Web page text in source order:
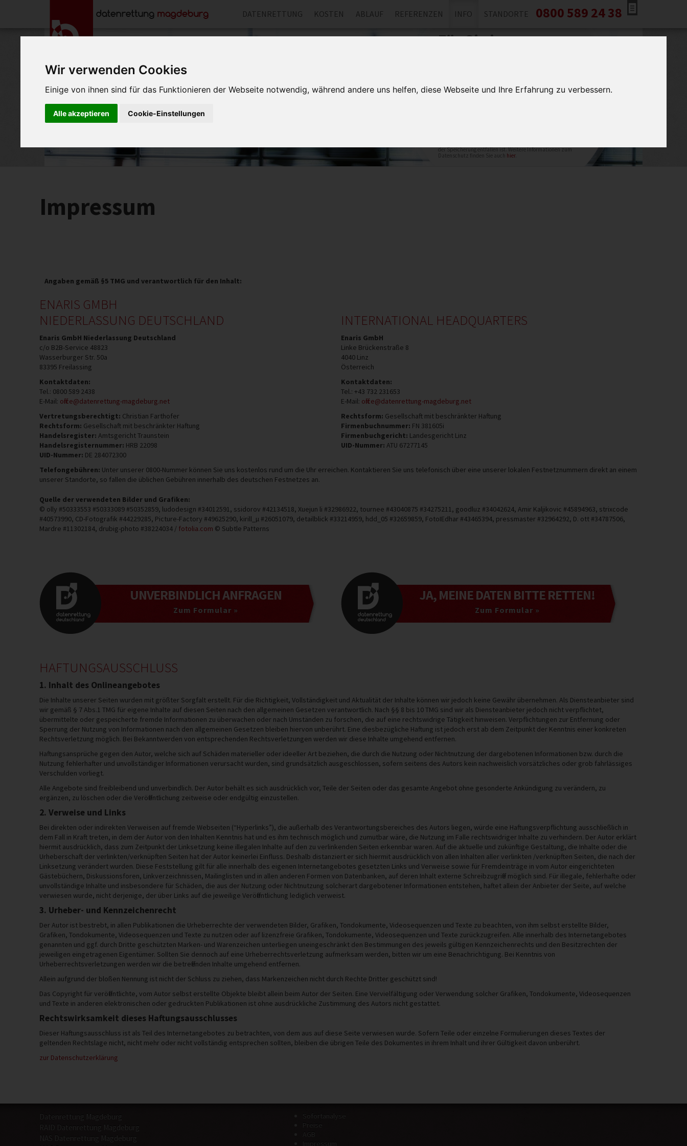
Wir verwenden Cookies
Einige von ihnen sind für das Funktionieren der Webseite notwendig, während andere uns helfen, diese Webseite und Ihre Erfahrung zu verbessern.
Alle akzeptieren Cookie-Einstellungen
0800 589 24 38
DATENRETTUNG KOSTEN ABLAUF REFERENZEN INFO STANDORTE
Für Sie immer
der Speicherung entfallen ist. Weitere Informationen zum
Datenschutz finden Sie auch hier.
Impressum
Angaben gemäß §5 TMG und verantwortlich für den Inhalt:
ENARIS GMBH
NIEDERLASSUNG DEUTSCHLAND
Enaris GmbH Niederlassung Deutschland
c/o B2B-Service 48823
Wasserburger Str. 50a
83395 Freilassing
Kontaktdaten:
Tel.: 0800 589 2438
E-Mail: office@datenrettung-magdeburg.net
Vertretungsberechtigt: Christian Farthofer
Rechtsform: Gesellschaft mit beschränkter Haftung
Handelsregister: Amtsgericht Traunstein
Handelsregisternummer: HRB 22098
UID-Nummer: DE 284072300
INTERNATIONAL HEADQUARTERS
Enaris GmbH
Linke Brückenstraße 8
4040 Linz
Österreich
Kontaktdaten:
Tel.: +43 732 231653
E-Mail: office@datenrettung-magdeburg.net
Rechtsform: Gesellschaft mit beschränkter Haftung
Firmenbuchnummer: FN 381605i
Firmenbuchgericht: Landesgericht Linz
UID-Nummer: ATU 67277145
Telefongebühren: Unter unserer 0800-Nummer können Sie uns kostenlos rund um die Uhr erreichen. Kontaktieren Sie uns telefonisch über eine unserer lokalen Festnetznummern direkt an einem
unserer Standorte, so fallen die üblichen Gebühren innerhalb des deutschen Festnetzes an.
Quelle der verwendeten Bilder und Grafiken:
© olly #50333553 #50333089 #50352859, ludodesign #34012591, ssidorov #42134518, Xuejun li #32986922, tournee #43040875 #34275211, goodluz #34042624, Amir Kaljikovic #45894963, strixcode
#40573990, CD-Fotografik #44229285, Picture-Factory #49625290, kirill_µ #26051079, detailblick #33214959, hdd_05 #32659859, FotoIEdhar #43465394, pressmaster #32964292, D. ott #34787506,
Mardre #11302184, drubig-photo #38224034 / fotolia.com © Subtle Patterns
UNVERBINDLICHANFRAGEN
Zum Formular »
JA, MEINE DATEN BITTE RETTEN!
Zum Formular »
HAFTUNGSAUSSCHLUSS
1. Inhalt des Onlineangebotes
Die Inhalte unserer Seiten wurden mit größter Sorgfalt erstellt. Für die Richtigkeit, Vollständigkeit und Aktualität der Inhalte können wir jedoch keine Gewähr übernehmen. Als Diensteanbieter sind
wir gemäß § 7 Abs.1 TMG für eigene Inhalte auf diesen Seiten nach den allgemeinen Gesetzen verantwortlich. Nach §§ 8 bis 10 TMG sind wir als Diensteanbieter jedoch nicht verpflichtet,
übermittelte oder gespeicherte fremde Informationen zu überwachen oder nach Umständen zu forschen, die auf eine rechtswidrige Tätigkeit hinweisen. Verpflichtungen zur Entfernung oder
Sperrung der Nutzung von Informationen nach den allgemeinen Gesetzen bleiben hiervon unberührt. Eine diesbezügliche Haftung ist jedoch erst ab dem Zeitpunkt der Kenntnis einer konkreten
Rechtsverletzung möglich. Bei Bekanntwerden von entsprechenden Rechtsverletzungen werden wir diese Inhalte umgehend entfernen.
Haftungsansprüche gegen den Autor, welche sich auf Schäden materieller oder ideeller Art beziehen, die durch die Nutzung oder Nichtnutzung der dargebotenen Informationen bzw. durch die
Nutzung fehlerhafter und unvollständiger Informationen verursacht wurden, sind grundsätzlich ausgeschlossen, sofern seitens des Autors kein nachweislich vorsätzliches oder grob fahrlässiges
Verschulden vorliegt.
Alle Angebote sind freibleibend und unverbindlich. Der Autor behält es sich ausdrücklich vor, Teile der Seiten oder das gesamte Angebot ohne gesonderte Ankündigung zu verändern, zu
ergänzen, zu löschen oder die Veröffentlichung zeitweise oder endgültig einzustellen.
2. Verweise und Links
Bei direkten oder indirekten Verweisen auf fremde Webseiten (“Hyperlinks”), die außerhalb des Verantwortungsbereiches des Autors liegen, würde eine Haftungsverpflichtung ausschließlich in
dem Fall in Kraft treten, in dem der Autor von den Inhalten Kenntnis hat und es ihm technisch möglich und zumutbar wäre, die Nutzung im Falle rechtswidriger Inhalte zu verhindern. Der Autor erklärt
hiermit ausdrücklich, dass zum Zeitpunkt der Linksetzung keine illegalen Inhalte auf den zu verlinkenden Seiten erkennbar waren. Auf die aktuelle und zukünftige Gestaltung, die Inhalte oder die
Urheberschaft der verlinkten/verknüpften Seiten hat der Autor keinerlei Einfluss. Deshalb distanziert er sich hiermit ausdrücklich von allen Inhalten aller verlinkten /verknüpften Seiten, die nach der
Linksetzung verändert wurden. Diese Feststellung gilt für alle innerhalb des eigenen Internetangebotes gesetzten Links und Verweise sowie für Fremdeinträge in vom Autor eingerichteten
Gästebüchern, Diskussionsforen, Linkverzeichnissen, Mailinglisten und in allen anderen Formen von Datenbanken, auf deren Inhalt externe Schreibzugriffe möglich sind. Für illegale, fehlerhafte oder
unvollständige Inhalte und insbesondere für Schäden, die aus der Nutzung oder Nichtnutzung solcherart dargebotener Informationen entstehen, haftet allein der Anbieter der Seite, auf welche
verwiesen wurde, nicht derjenige, der über Links auf die jeweilige Veröffentlichung lediglich verweist.
3. Urheber- und Kennzeichenrecht
Der Autor ist bestrebt, in allen Publikationen die Urheberrechte der verwendeten Bilder, Grafiken, Tondokumente, Videosequenzen und Texte zu beachten, von ihm selbst erstellte Bilder,
Grafiken, Tondokumente, Videosequenzen und Texte zu nutzen oder auf lizenzfreie Grafiken, Tondokumente, Videosequenzen und Texte zurückzugreifen. Alle innerhalb des Internetangebotes
genannten und ggf. durch Dritte geschützten Marken- und Warenzeichen unterliegen uneingeschränkt den Bestimmungen des jeweils gültigen Kennzeichenrechts und den Besitzrechten der
jeweiligen eingetragenen Eigentümer. Sollten Sie dennoch auf eine Urheberrechtsverletzung aufmerksam werden, bitten wir um eine Benachrichtigung. Bei Kenntnis von
Urheberrechtsverletzungen werden wir die betreffenden Inhalte umgehend entfernen.
Allein aufgrund der bloßen Nennung ist nicht der Schluss zu ziehen, dass Markenzeichen nicht durch Rechte Dritter geschützt sind!
Das Copyright für veröffentlichte, vom Autor selbst erstellte Objekte bleibt allein beim Autor der Seiten. Eine Vervielfältigung oder Verwendung solcher Grafiken, Tondokumente, Videosequenzen
und Texte in anderen elektronischen oder gedruckten Publikationen ist ohne ausdrückliche Zustimmung des Autors nicht gestattet.
Rechtswirksamkeit dieses Haftungsausschlusses
Dieser Haftungsausschluss ist als Teil des Internetangebotes zu betrachten, von dem aus auf diese Seite verwiesen wurde. Sofern Teile oder einzelne Formulierungen dieses Textes der
geltenden Rechtslage nicht, nicht mehr oder nicht vollständig entsprechen sollten, bleiben die übrigen Teile des Dokumentes in ihrem Inhalt und ihrer Gültigkeit davon unberührt.
zur Datenschutzerklärung
Datenrettung Magdeburg
RAID Datenrettung Magdeburg
NAS Datenrettung Magdeburg
Sofortanalyse
Preise
AGB
Impressum